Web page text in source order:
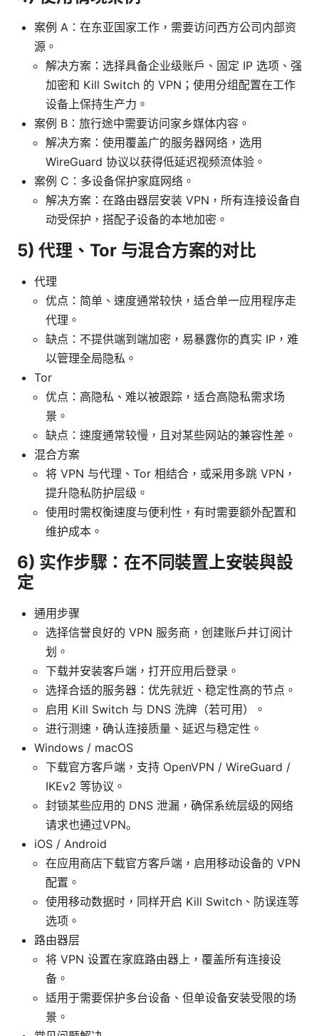
案例 A：在东亚国家工作，需要访问西方公司内部资
源。
解决方案：选择具备企业级账户、固定 IP 选项、强
加密和 Kill Switch 的 VPN；使用分组配置在工作
设备上保持生产力。
案例 B：旅行途中需要访问家乡媒体内容。
解决方案：使用覆盖广的服务器网络，选用
WireGuard 协议以获得低延迟视频流体验。
案例 C：多设备保护家庭网络。
解决方案：在路由器层安装 VPN，所有连接设备自
动受保护，搭配子设备的本地加密。
5) 代理、Tor 与混合方案的对比
代理
优点：简单、速度通常较快，适合单一应用程序走
代理。
缺点：不提供端到端加密，易暴露你的真实 IP，难
以管理全局隐私。
Tor
优点：高隐私、难以被跟踪，适合高隐私需求场
景。
缺点：速度通常较慢，且对某些网站的兼容性差。
混合方案
将 VPN 与代理、Tor 相结合，或采用多跳 VPN，
提升隐私防护层级。
使用时需权衡速度与便利性，有时需要额外配置和
维护成本。
6) 实作步驟：在不同裝置上安裝與設
定
通用步骤
选择信誉良好的 VPN 服务商，创建账户并订阅计
划。
下载并安装客户端，打开应用后登录。
选择合适的服务器：优先就近、稳定性高的节点。
启用 Kill Switch 与 DNS 洗牌（若可用）。
进行测速，确认连接质量、延迟与稳定性。
Windows / macOS
下载官方客户端，支持 OpenVPN / WireGuard /
IKEv2 等协议。
封锁某些应用的 DNS 泄漏，确保系统层级的网络
请求也通过VPN。
iOS / Android
在应用商店下载官方客户端，启用移动设备的 VPN
配置。
使用移动数据时，同样开启 Kill Switch、防误连等
选项。
路由器层
将 VPN 设置在家庭路由器上，覆盖所有连接设
备。
适用于需要保护多台设备、但单设备安装受限的场
景。